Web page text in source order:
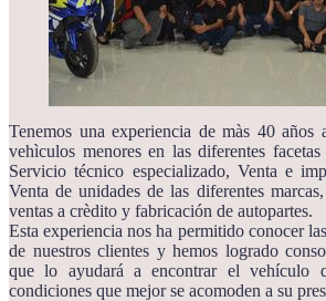
Tenemos una experiencia de màs 40 años
vehìculos menores en las diferentes
Servicio técnico especializado, Venta e
Venta de unidades de las diferentes
ventas a crèdito y fabricación de autopartes.
Esta experiencia nos ha permitido conocer
de nuestros clientes y hemos logrado
que lo ayudará a encontrar el vehículo
condiciones que mejor se acomoden a su